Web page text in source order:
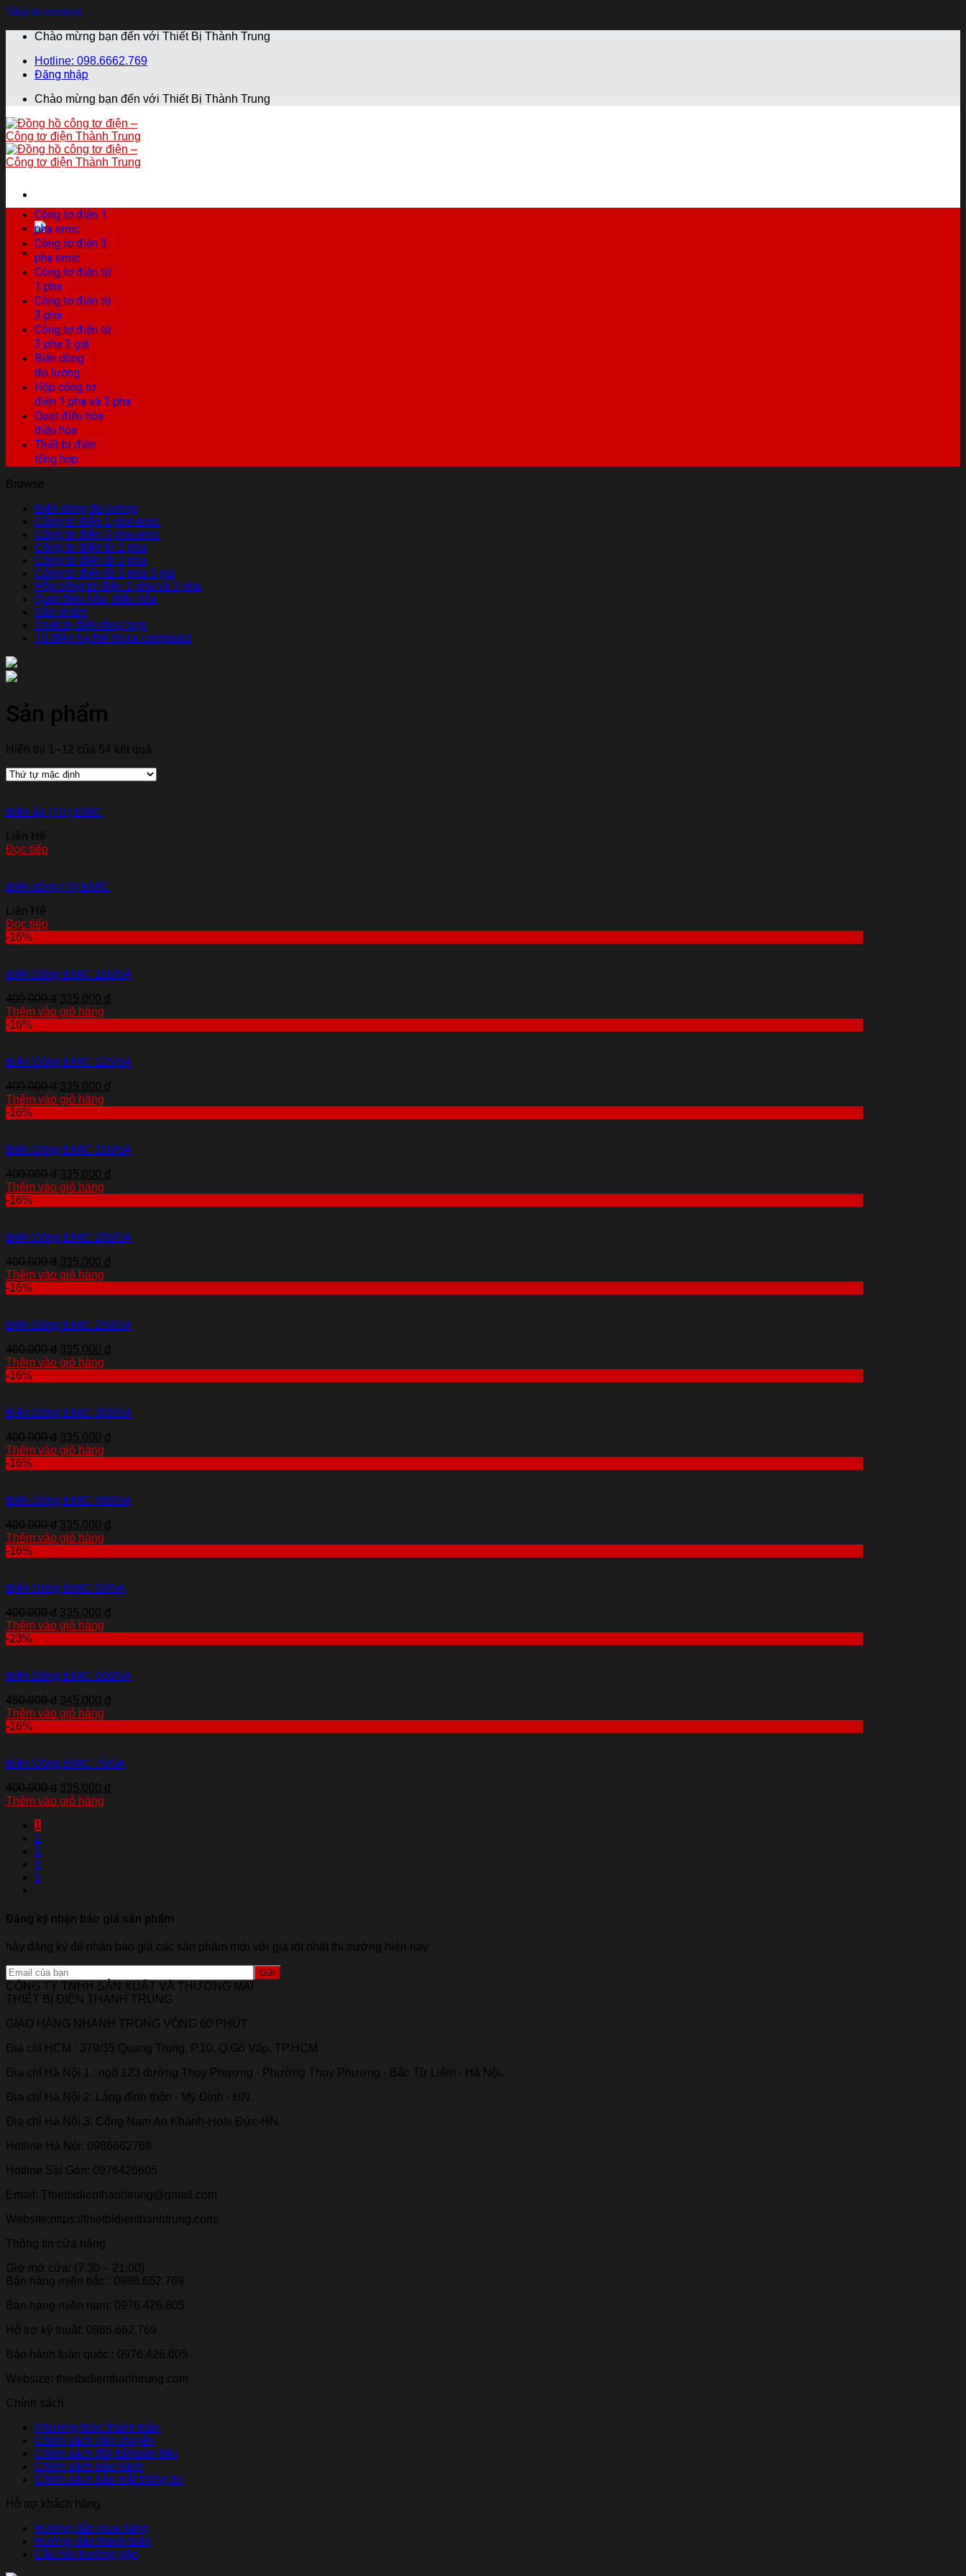
Skip to content
Chào mừng bạn đến với Thiết Bị Thành Trung
Hotline: 098.6662.769
Đăng nhập
Chào mừng bạn đến với Thiết Bị Thành Trung
Công tơ điện 1
pha emic
Công tơ điện 3
pha emic
Công tơ điện tử
1 pha
Công tơ điện tử
3 pha
Công tơ điện tử
3 pha 3 giá
Biến dòng
đo lường
Hộp công tơ
điện 1 pha và 3 pha
Quạt điều hòa
điều hòa
Thiết bị điện
tổng hợp
Browse
Biến dòng đo lường
Công tơ điện 1 pha emic
Công tơ điện 3 pha emic
Công tơ điện tử 1 pha
Công tơ điện tử 3 pha
Công tơ điện tử 3 pha 3 giá
Hộp công tơ điện 1 pha và 3 pha
Quạt điều hòa, điều hòa
Sản phẩm
Thiết bị điện tổng hợp
Tủ điện hạ thế nhựa compodid
Sản phẩm
Hiển thị 1–12 của 54 kết quả
Biến áp (TU) EMIC
Liên Hệ
Đọc tiếp
Biến dòng (TI) EMIC
Liên Hệ
Đọc tiếp
-16%
Biến Dòng EMIC 100/5A
400.000 đ 335.000 đ
Thêm vào giỏ hàng
-16%
Biến Dòng EMIC 125/5A
400.000 đ 335.000 đ
Thêm vào giỏ hàng
-16%
Biến Dòng EMIC 150/5A
400.000 đ 335.000 đ
Thêm vào giỏ hàng
-16%
Biến Dòng EMIC 200/5A
400.000 đ 335.000 đ
Thêm vào giỏ hàng
-16%
Biến Dòng EMIC 250/5A
400.000 đ 335.000 đ
Thêm vào giỏ hàng
-16%
Biến Dòng EMIC 300/5A
400.000 đ 335.000 đ
Thêm vào giỏ hàng
-16%
Biến Dòng EMIC 400/5A
400.000 đ 335.000 đ
Thêm vào giỏ hàng
-16%
Biến Dòng EMIC 50/5A
400.000 đ 335.000 đ
Thêm vào giỏ hàng
-23%
Biến Dòng EMIC 500/5A
450.000 đ 345.000 đ
Thêm vào giỏ hàng
-16%
Biến Dòng EMIC 75/5A
400.000 đ 335.000 đ
Thêm vào giỏ hàng
1
2
3
4
5
Đăng ký nhận báo giá sản phẩm
hãy đăng ký để nhận báo giá các sản phẩm mới với giá tốt nhất thi trường hiện nay
CÔNG TY TNHH SẢN XUẤT VÀ THƯƠNG MẠI
THIẾT BỊ ĐIỆN THÀNH TRUNG
GIAO HÀNG NHANH TRONG VÒNG 60 PHÚT
Địa chỉ HCM : 379/35 Quang Trung, P.10, Q.Gò Vấp, TP.HCM
Địa chỉ Hà Nội 1 : ngõ 123 đường Thụy Phương - Phường Thụy Phương - Bắc Từ Liêm - Hà Nội.
Địa chỉ Hà Nội 2: Làng đình thôn - Mỹ Đình - HN.
Địa chỉ Hà Nội 3: Cổng Nam An Khánh-Hoài Đức-HN.
Hotline Hà Nội: 0986662769
Hotline Sài Gòn: 0976426605
Email: Thietbidienthanhtrung@gmail.com
Website:https://thietbidienthanhtrung.com/
Thông tin cửa hàng
Giờ mở cửa: (7:30 – 21:00)
Bán hàng miền bắc : 0986.662.769
Bán hàng miền nam: 0976.426.605
Hỗ trợ kỹ thuật: 0986.662.769
Bảo hành toàn quốc : 0976.426.605
Websize: thietbidienthanhtrung.com
Chính sách
Phương thức thanh toán
Chính sách vận chuyển
Chính sách đổi trả/hoàn tiền
Chính sách bảo hành
Chính sách bảo mật thông tin
Hỗ trợ khách hàng
Hướng dẫn mua hàng
Hướng dẫn thanh toán
Câu hỏi thường gặp